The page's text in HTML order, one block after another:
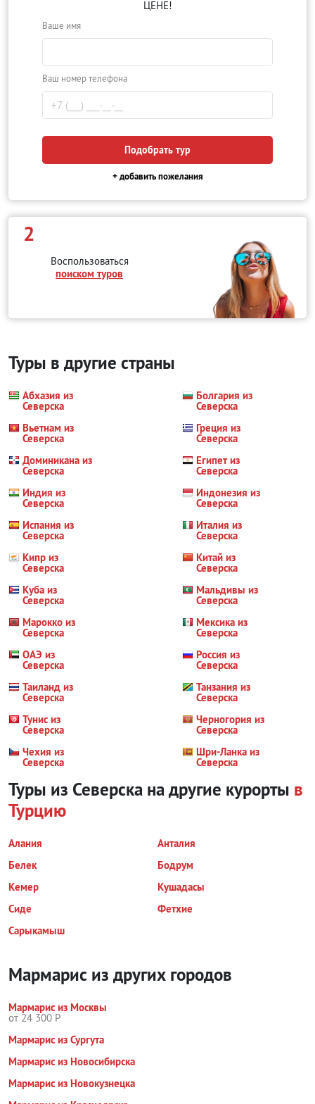
ЦЕНЕ!
Ваше имя
Ваш номер телефона
Подобрать тур
+ добавить пожелания
2
Воспользоваться
поиском туров
Туры в другие страны
Абхазия из
Северска
Болгария из
Северска
Вьетнам из
Северска
Греция из
Северска
Доминикана из
Северска
Египет из
Северска
Индия из
Северска
Индонезия из
Северска
Испания из
Северска
Италия из
Северска
Кипр из
Северска
Китай из
Северска
Куба из
Северска
Мальдивы из
Северска
Марокко из
Северска
Мексика из
Северска
ОАЭ из
Северска
Россия из
Северска
Таиланд из
Северска
Танзания из
Северска
Тунис из
Северска
Черногория из
Северска
Чехия из
Северска
Шри-Ланка из
Северска
Туры из Северска на другие курорты в
Турцию
Алания
Анталия
Белек
Бодрум
Кемер
Кушадасы
Сиде
Фетхие
Сарыкамыш
Мармарис из других городов
Мармарис из Москвы
от 24 300 Р
Мармарис из Сургута
Мармарис из Новосибирска
Мармарис из Новокузнецка